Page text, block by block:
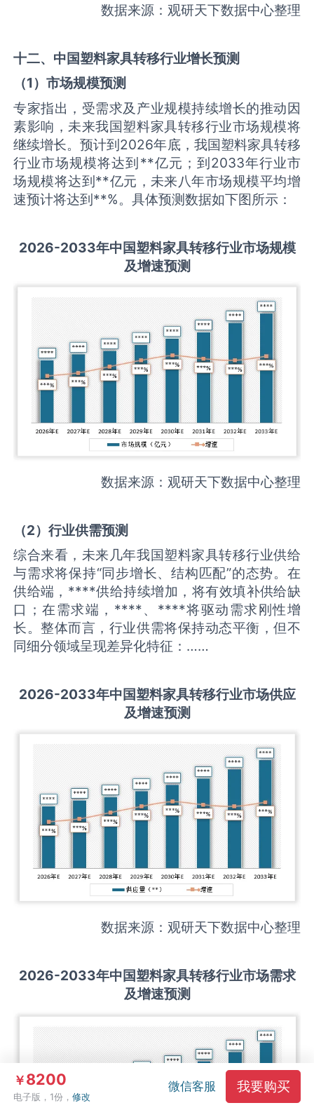
数据来源：观研天下数据中心整理
十二、中国塑料家具转移行业增长预测
（1）市场规模预测
专家指出，受需求及产业规模持续增长的推动因
素影响，未来我国塑料家具转移行业市场规模将
继续增长。预计到2026年底，我国塑料家具转移
行业市场规模将达到**亿元；到2033年行业市
场规模将达到**亿元，未来八年市场规模平均增
速预计将达到**%。具体预测数据如下图所示：
2026-2033年中国塑料家具转移行业市场规模
及增速预测
数据来源：观研天下数据中心整理
（2）行业供需预测
综合来看，未来几年我国塑料家具转移行业供给
与需求将保持“同步增长、结构匹配”的态势。在
供给端，****供给持续增加，将有效填补供给缺
口；在需求端，****、****将驱动需求刚性增
长。整体而言，行业供需将保持动态平衡，但不
同细分领域呈现差异化特征：……
2026-2033年中国塑料家具转移行业市场供应
及增速预测
数据来源：观研天下数据中心整理
2026-2033年中国塑料家具转移行业市场需求
及增速预测
￥8200
电子版，1份，修改
微信客服 我要购买